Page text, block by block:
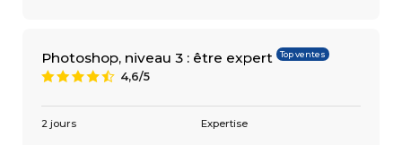
Photoshop, niveau 3 : être expert Top ventes
9 4,6/5
2 jours Expertise